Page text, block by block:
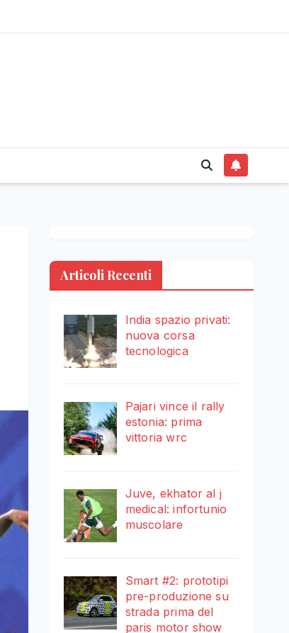
Articoli Recenti
India spazio privati:
nuova corsa
tecnologica
Pajari vince il rally
estonia: prima
vittoria wrc
Juve, ekhator al j
medical: infortunio
muscolare
Smart #2: prototipi
pre-produzione su
strada prima del
paris motor show